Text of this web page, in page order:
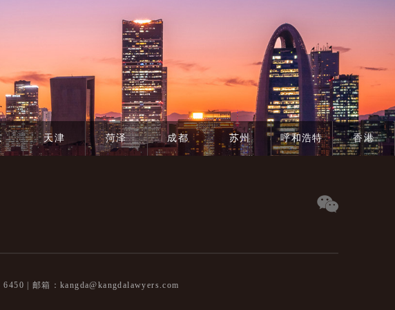
天津 菏泽 成都 苏州 呼和浩特 香港
| 邮箱：kangda@kangdalawyers.com